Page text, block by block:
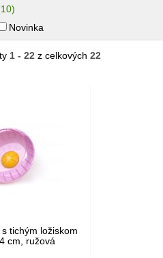
Novinka
1 - 22 z celkových 22
tichým ložiskom
cm, ružová